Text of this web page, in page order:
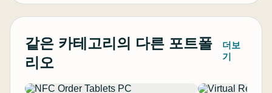
같은 카테고리의 다른 포트폴
리오
더보
기